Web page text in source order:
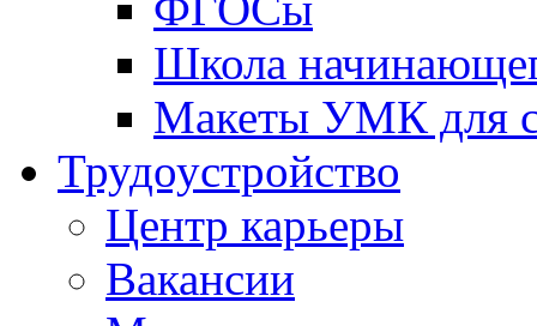
Школа
Макеты УМК для
Трудоустройство
Центр карьеры
Вакансии